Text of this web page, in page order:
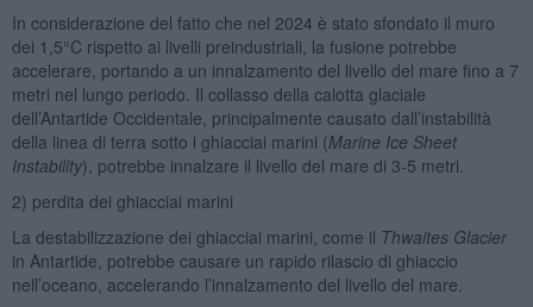
In considerazione del fatto che nel 2024 è stato sfondato il muro
dei 1,5°C rispetto ai livelli preindustriali, la fusione potrebbe
accelerare, portando a un innalzamento del livello del mare fino a 7
metri nel lungo periodo. Il collasso della calotta glaciale
dell’Antartide Occidentale, principalmente causato dall’instabilità
della linea di terra sotto i ghiacciai marini (Marine Ice Sheet
Instability), potrebbe innalzare il livello del mare di 3-5 metri.
2) perdita dei ghiacciai marini
La destabilizzazione dei ghiacciai marini, come il Thwaites Glacier
in Antartide, potrebbe causare un rapido rilascio di ghiaccio
nell’oceano, accelerando l’innalzamento del livello del mare.